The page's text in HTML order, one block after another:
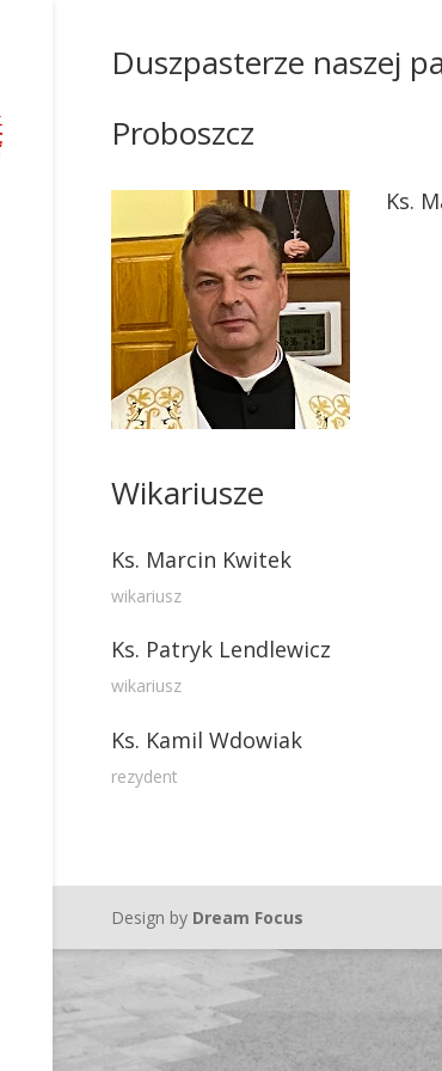
Duszpasterze naszej
Proboszcz
Ks.
Wikariusze
Ks. Marcin Kwitek
wikariusz
Ks. Patryk Lendlewicz
wikariusz
Ks. Kamil Wdowiak
rezydent
Design by Dream Focus